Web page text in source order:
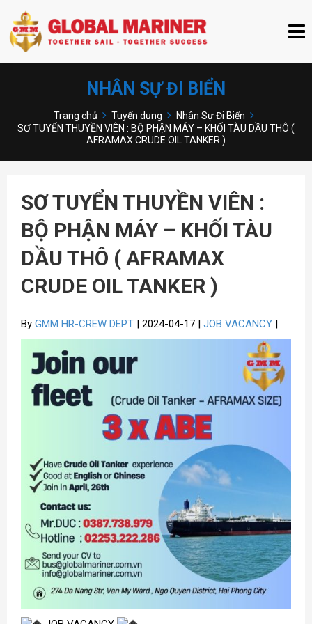
NHÂN SỰ ĐI BIỂN
Trang chủ Tuyển dụng
Nhân Sự Đi Biển
SƠ TUYỂN THUYỀN VIÊN : BỘ PHẬN MÁY – KHỐI TÀU DẦU THÔ (
AFRAMAX CRUDE OIL TANKER )
SƠ TUYỂN THUYỀN VIÊN :
BỘ PHẬN MÁY – KHỐI TÀU
DẦU THÔ ( AFRAMAX
CRUDE OIL TANKER )
By GMM HR-CREW DEPT | 2024-04-17 | JOB VACANCY |